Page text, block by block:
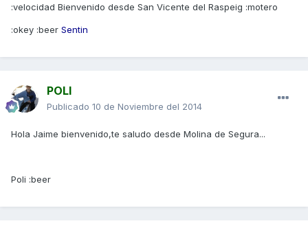
:velocidad Bienvenido desde San Vicente del Raspeig :motero
:okey :beer Sentin
POLI
Publicado 10 de Noviembre del 2014
Hola Jaime bienvenido,te saludo desde Molina de Segura...
Poli :beer